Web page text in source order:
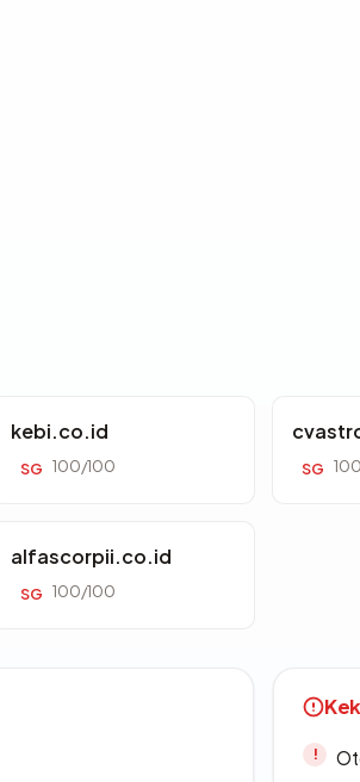
kebi.co.id
SG 100/100 SG
alfascorpii.co.id
SG 100/100